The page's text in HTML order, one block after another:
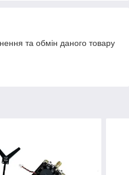
та обмін даного товару